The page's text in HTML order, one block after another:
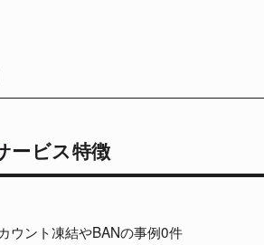
ービス特徴
ウント凍結やBANの事例0件